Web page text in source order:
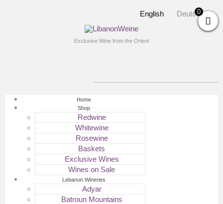
English Deutsch
Exclusive Wine from the Orient
Home
Shop
Redwine
Whitewine
Rosewine
Baskets
Exclusive Wines
Wines on Sale
Lebanon Wineries
Adyar
Batroun Mountains
0